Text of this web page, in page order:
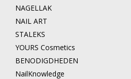
NAGELLAK
NAIL ART
STALEKS
YOURS Cosmetics
BENODIGDHEDEN
NailKnowledge